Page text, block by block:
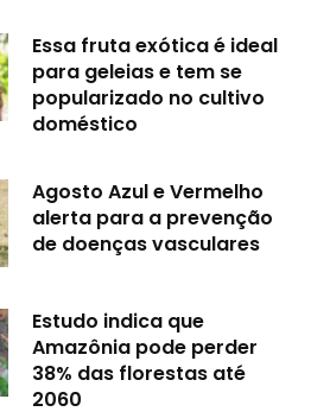
Essa fruta exótica é ideal
para geleias e tem se
popularizado no cultivo
doméstico
Agosto Azul e Vermelho
alerta para a prevenção
de doenças vasculares
Estudo indica que
Amazônia pode perder
38% das florestas até
2060